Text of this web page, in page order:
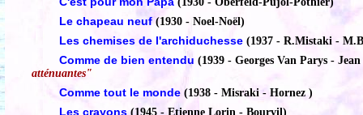
Le chapeau neuf (1930 - Noel-Noël)
Les chemises de l'archiduchesse (1937 - R.Mistaki -
Comme de bien entendu (1939 - Georges Van Parys -
atténuantes"
Comme tout le monde (1938 - Misraki - Hornez )
Les crayons (1945 - Etienne Lorin - Bourvil)